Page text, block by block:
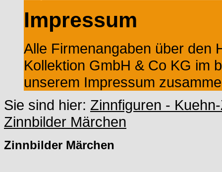
Impressum
Alle Firmenangaben über den
Kollektion GmbH & Co KG im
unserem Impressum
Sie sind hier: Zinnfiguren -
Zinnbilder Märchen
Zinnbilder Märchen